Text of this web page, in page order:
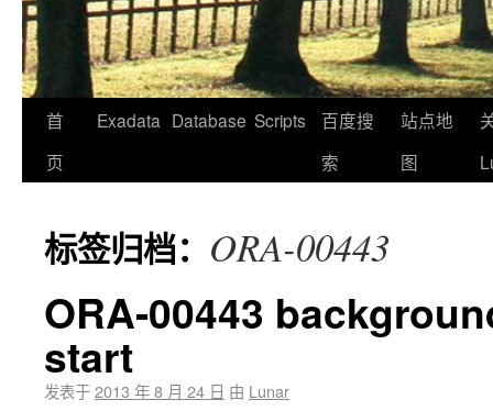
首
页
Exadata Database Scripts
百度搜
索
站点地
图
标签归档： ORA-00443
ORA-00443
start
发表于2013 年 8 月 24 日 由 Lunar